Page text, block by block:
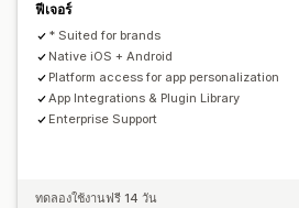
ฟีเจอร์
* Suited for brands
Native iOS + Android
Platform access for app personalization
App Integrations & Plugin Library
Enterprise Support
ทดลองใช้งานฟรี 14 วัน